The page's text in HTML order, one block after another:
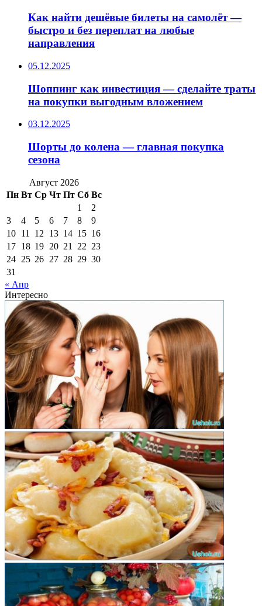
Как найти дешёвые билеты на самолёт —
быстро и без переплат на любые
направления
05.12.2025
Шоппинг как инвестиция — сделайте траты
на покупки выгодным вложением
03.12.2025
Шорты до колена — главная покупка
сезона
Август 2026
Пн Вт Ср Чт Пт Сб Вс
1
2
3
4 5 6 7 8
9
10 11 12 13 14 15 16
17 18 19 20 21 22 23
24 25 26 27 28 29 30
31
« Апр
Интересно